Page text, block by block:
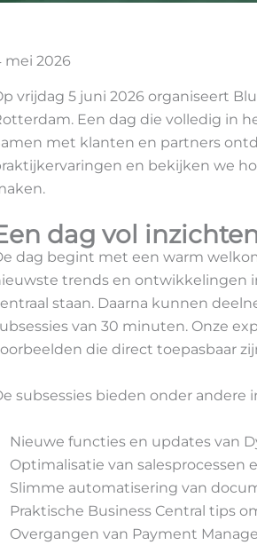
mei 2026
vrijdag 5 juni 2026 organiseert
Een dag die volledig in
met klanten en partners
en bekijken we
dag vol
dag begint met een warm
trends en ontwikkelingen
staan. Daarna kunnen
van 30 minuten. Onze
die direct toepasbaar
subsessies bieden onder andere
Nieuwe functies en updates van
Optimalisatie van salesprocessen
Slimme automatisering van
Praktische Business Central tips
Overgangen van Payment